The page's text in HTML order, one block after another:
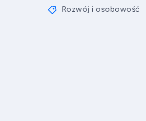
Rozwój i osobowość